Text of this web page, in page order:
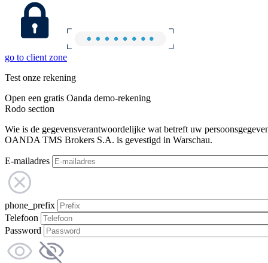
go to client zone
Test onze rekening
Open een gratis Oanda demo-rekening
Rodo section
Wie is de gegevensverantwoordelijke wat betreft uw
OANDA TMS Brokers S.A. is gevestigd in Warschau.
E-mailadres
phone_prefix
Telefoon
Password